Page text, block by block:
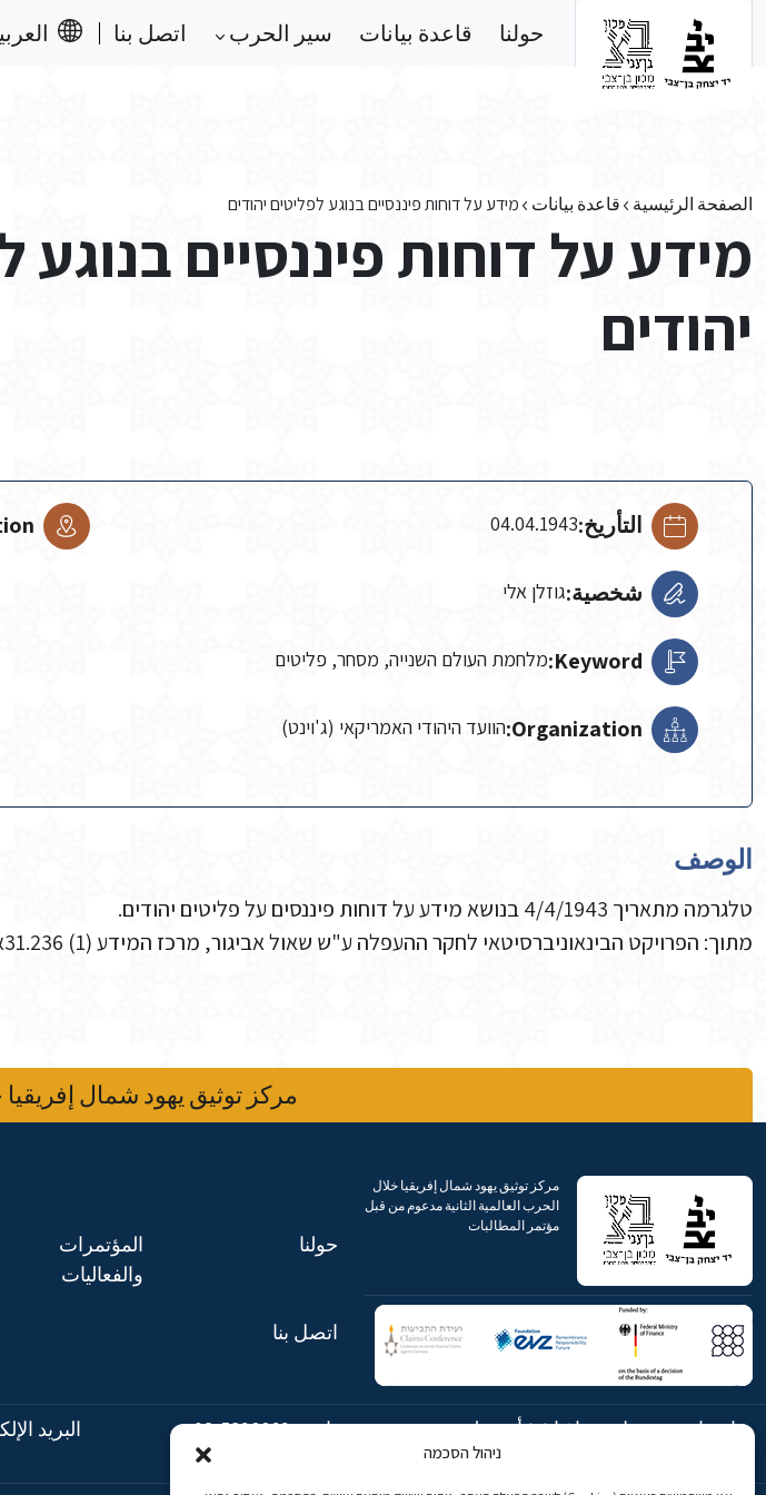
ניהול הסכמה
حولنا قاعدة بيانات سير الحرب اتصل بنا
الصفحة الرئيسية قاعدة بيانات מידע על דוחות פיננסיים בנוגע לפליטים יהודים
מידע על דוחות פיננסיים בנוגע
יהודים
التأريخ:04.04.1943
شخصية:גוזלן אלי
Keyword: מלחמת העולם השנייה, מסחר, פליטים
Organization: הוועד היהודי האמריקאי (ג'וינט)
الوصف
טלגרמה מתאריך 4/4/1943 בנושא מידע על דוחות פיננסים על פליטים יהודים.
מתוך: הפרויקט הבינאוניברסיטאי לחקר ההעפלה ע"ש שאול אביגור, מרכז המידע (1) 31.236א
مركز توثيق يهود شمال إفريقيا
مركز توثيق يهود شمال إفريقيا خلال
الحرب العالمية الثانية مدعوم من قبل
مؤتمر المطالبات
حولنا
المؤتمرات
والفعاليات
اتصل بنا
شارع ابن جبيرول، رحافيا ١٤ أورشليم
هاتف:02-5398869 البريد